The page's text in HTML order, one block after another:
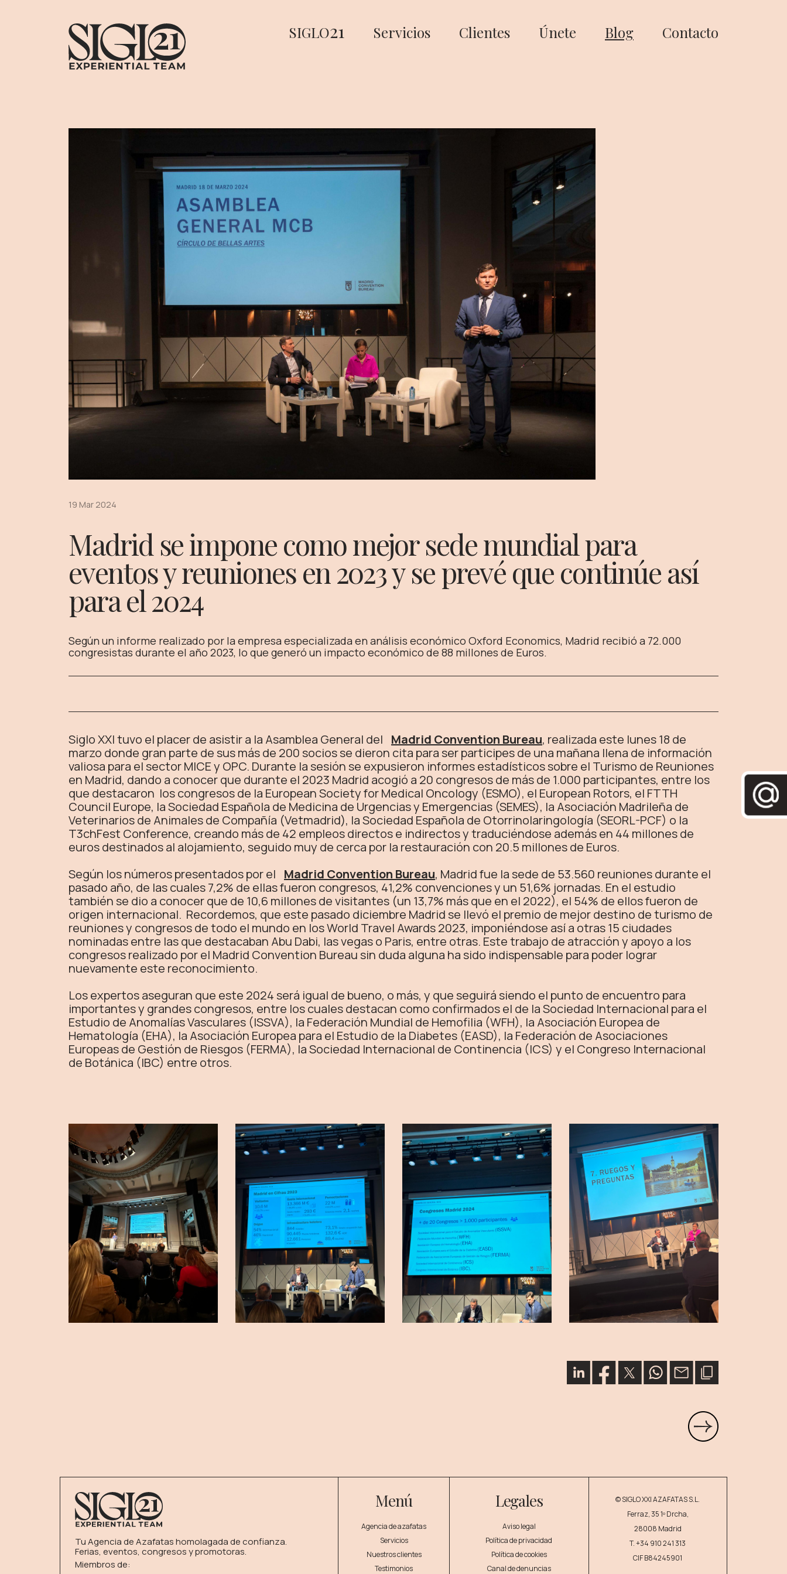
SIGLO21 Servicios Clientes Únete Blog Contacto
19 Mar 2024
Madrid se impone como mejor sede mundial para
eventos y reuniones en 2023 y se prevé que continúe así
para el 2024
Según un informe realizado por la empresa especializada en análisis económico Oxford Economics, Madrid recibió a 72.000
congresistas durante el año 2023, lo que generó un impacto económico de 88 millones de Euros.
Siglo XXI tuvo el placer de asistir a la Asamblea General del Madrid Convention Bureau, realizada este lunes 18 de
marzo donde gran parte de sus más de 200 socios se dieron cita para ser participes de una mañana llena de información
valiosa para el sector MICE y OPC. Durante la sesión se expusieron informes estadísticos sobre el Turismo de Reuniones
en Madrid, dando a conocer que durante el 2023 Madrid acogió a 20 congresos de más de 1.000 participantes, entre los
que destacaron los congresos de la European Society for Medical Oncology (ESMO), el European Rotors, el FTTH
Council Europe, la Sociedad Española de Medicina de Urgencias y Emergencias (SEMES), la Asociación Madrileña de
Veterinarios de Animales de Compañía (Vetmadrid), la Sociedad Española de Otorrinolaringología (SEORL-PCF) o la
T3chFest Conference, creando más de 42 empleos directos e indirectos y traduciéndose además en 44 millones de
euros destinados al alojamiento, seguido muy de cerca por la restauración con 20.5 millones de Euros.
Según los números presentados por el Madrid Convention Bureau, Madrid fue la sede de 53.560 reuniones durante el
pasado año, de las cuales 7,2% de ellas fueron congresos, 41,2% convenciones y un 51,6% jornadas. En el estudio
también se dio a conocer que de 10,6 millones de visitantes (un 13,7% más que en el 2022), el 54% de ellos fueron de
origen internacional. Recordemos, que este pasado diciembre Madrid se llevó el premio de mejor destino de turismo de
reuniones y congresos de todo el mundo en los World Travel Awards 2023, imponiéndose así a otras 15 ciudades
nominadas entre las que destacaban Abu Dabi, las vegas o Paris, entre otras. Este trabajo de atracción y apoyo a los
congresos realizado por el Madrid Convention Bureau sin duda alguna ha sido indispensable para poder lograr
nuevamente este reconocimiento.
Los expertos aseguran que este 2024 será igual de bueno, o más, y que seguirá siendo el punto de encuentro para
importantes y grandes congresos, entre los cuales destacan como confirmados el de la Sociedad Internacional para el
Estudio de Anomalías Vasculares (ISSVA), la Federación Mundial de Hemofilia (WFH), la Asociación Europea de
Hematología (EHA), la Asociación Europea para el Estudio de la Diabetes (EASD), la Federación de Asociaciones
Europeas de Gestión de Riesgos (FERMA), la Sociedad Internacional de Continencia (ICS) y el Congreso Internacional
de Botánica (IBC) entre otros.
Tu Agencia de Azafatas homolagada de confianza.
Ferias, eventos, congresos y promotoras.
Miembros de:
Menú
Agencia de azafatas
Servicios
Nuestros clientes
Testimonios
Legales
Aviso legal
Política de privacidad
Política de cookies
Canal de denuncias
© SIGLO XXI AZAFATAS S.L.
Ferraz, 35 1º Drcha,
28008 Madrid
T.+34 910 241 313
CIF B84245901